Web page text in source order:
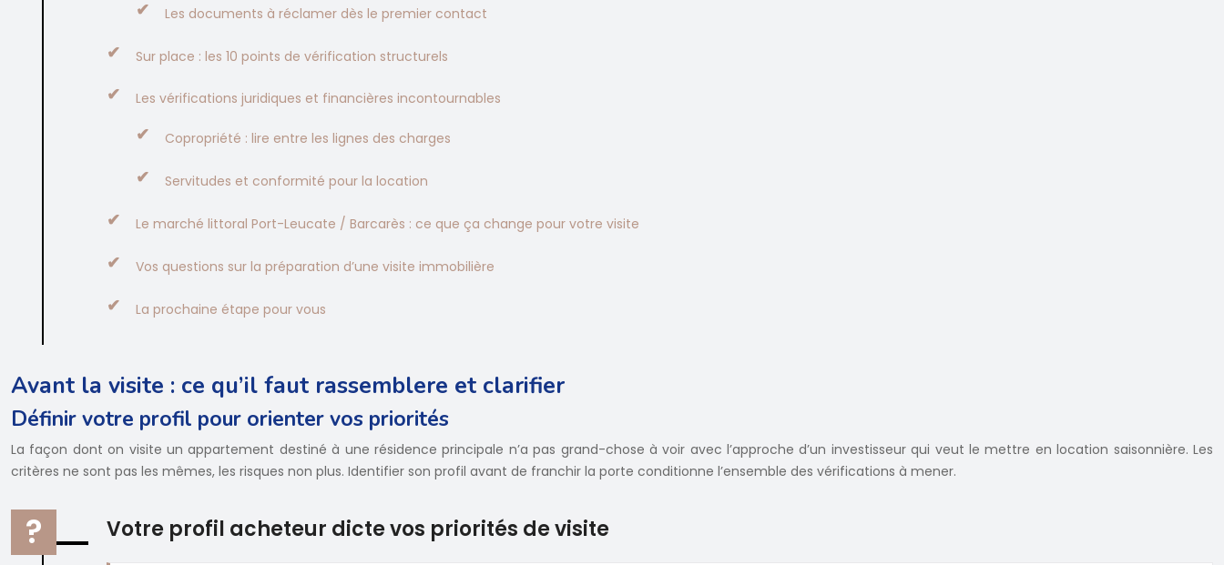
Les documents à réclamer dès le premier contact
Sur place : les 10 points de vérification structurels
Les vérifications juridiques et financières incontournables
Copropriété : lire entre les lignes des charges
Servitudes et conformité pour la location
Le marché littoral Port-Leucate / Barcarès : ce que ça change pour votre visite
Vos questions sur la préparation d’une visite immobilière
La prochaine étape pour vous
Avant la visite : ce qu’il faut rassemblere et clarifier
Définir votre profil pour orienter vos priorités
La façon dont on visite un appartement destiné à une résidence principale n’a pas grand-chose à voir avec l’approche d’un investisseur qui veut le mettre en location saisonnière. Les
critères ne sont pas les mêmes, les risques non plus. Identifier son profil avant de franchir la porte conditionne l’ensemble des vérifications à mener.
Votre profil acheteur dicte vos priorités de visite